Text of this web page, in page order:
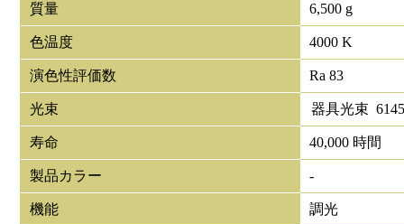
質量 6,500 g
色温度 4000 K
演色性評価数 Ra 83
光束 器具光束
寿命 40,000 時間
製品カラー -
機能 調光